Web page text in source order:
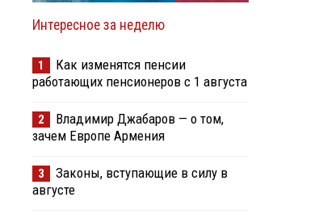
Интересное за неделю
1
Как изменятся пенсии
работающих пенсионеров с 1 августа
2
Владимир Джабаров — о том,
зачем Европе Армения
3
Законы, вступающие в силу в
августе